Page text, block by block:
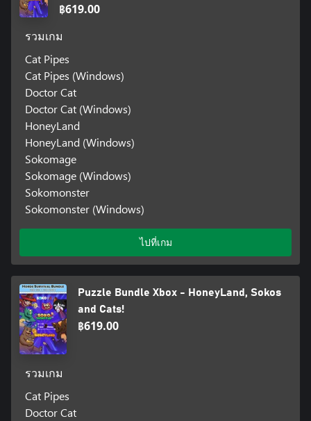
฿619.00
รวมเกม
Cat Pipes
Cat Pipes (Windows)
Doctor Cat
Doctor Cat (Windows)
HoneyLand
HoneyLand (Windows)
Sokomage
Sokomage (Windows)
Sokomonster
Sokomonster (Windows)
ไปที่เกม
Puzzle Bundle Xbox - HoneyLand, Sokos
and Cats!
฿619.00
รวมเกม
Cat Pipes
Doctor Cat